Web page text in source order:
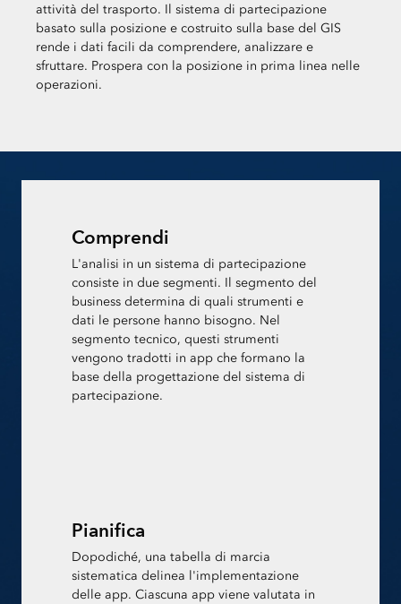
attività del trasporto. Il sistema di partecipazione
basato sulla posizione e costruito sulla base del GIS
rende i dati facili da comprendere, analizzare e
sfruttare. Prospera con la posizione in prima linea nelle
operazioni.
Comprendi
L'analisi in un sistema di partecipazione
consiste in due segmenti. Il segmento del
business determina di quali strumenti e
dati le persone hanno bisogno. Nel
segmento tecnico, questi strumenti
vengono tradotti in app che formano la
base della progettazione del sistema di
partecipazione.
Pianifica
Dopodiché, una tabella di marcia
sistematica delinea l'implementazione
delle app. Ciascuna app viene valutata in